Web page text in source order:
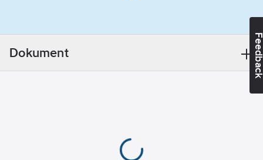
Dokument